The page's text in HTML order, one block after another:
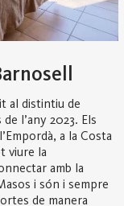
al distintiu de
l’any 2023. Els
a la Costa
viure la
amb la
i són i sempre
de manera